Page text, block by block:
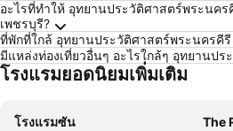
อะไรที่ทำให้ อุทยานประวัติศาสตร์พระนค
เพชรบุรี?
ที่พักที่ใกล้ อุทยานประวัติศาสตร์พระนครคีรี
มีแหล่งท่องเที่ยวอื่นๆ อะไรใกล้ๆ อุทยานป
โรงแรมยอดนิยมเพิ่มเติม
โรงแรมซัน
The